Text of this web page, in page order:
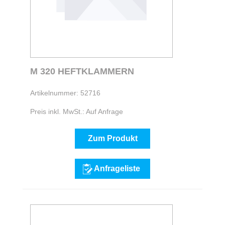
M 320 HEFTKLAMMERN
Artikelnummer: 52716
Preis inkl. MwSt.: Auf Anfrage
Zum Produkt
Anfrageliste